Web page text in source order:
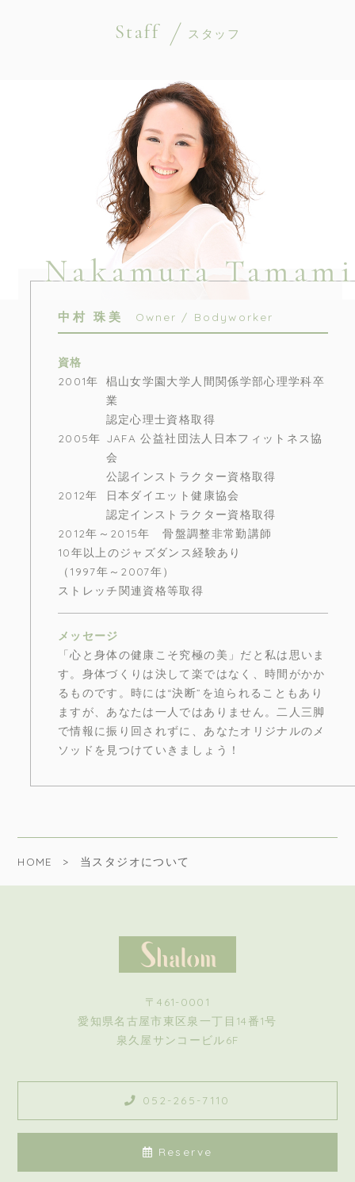
Staff スタッフ
Nakamura Tamami
中村 珠美 Owner / Bodyworker
資格
2001年椙山女学園大学人間関係学部心理学科卒
業
認定心理士資格取得
2005年JAFA 公益社団法人日本フィットネス協
会
公認インストラクター資格取得
2012年日本ダイエット健康協会
認定インストラクター資格取得
2012年～2015年 骨盤調整非常勤講師
10年以上のジャズダンス経験あり
（1997年～2007年）
ストレッチ関連資格等取得
メッセージ
「心と身体の健康こそ究極の美」だと私は思いま
す。身体づくりは決して楽ではなく、時間がかか
るものです。時には“決断”を迫られることもあり
ますが、あなたは一人ではありません。二人三脚
で情報に振り回されずに、あなたオリジナルのメ
ソッドを見つけていきましょう！
HOME 当スタジオについて
〒461-0001
愛知県名古屋市東区泉一丁目14番1号
泉久屋サンコービル6F
052-265-7110
Reserve